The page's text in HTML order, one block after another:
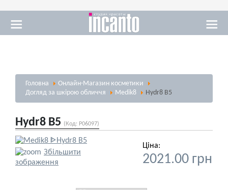
Масаж
Візаж
Головна
Онлайн-Магазин косметики
Догляд за шкірою обличчя
Medik8 Hydr8 B5
Hydr8 B5 (Код: P06097)
Збільшити
зображення
Ціна:
2021.00 грн